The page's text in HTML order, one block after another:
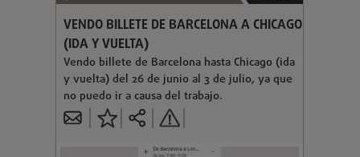
VENDO BILLETE DE BARCELONA A CHICAGO
(IDA Y VUELTA)
Vendo billete de Barcelona hasta Chicago (ida
y vuelta) del 26 de junio al 3 de julio, ya que
no puedo ir a causa del trabajo.